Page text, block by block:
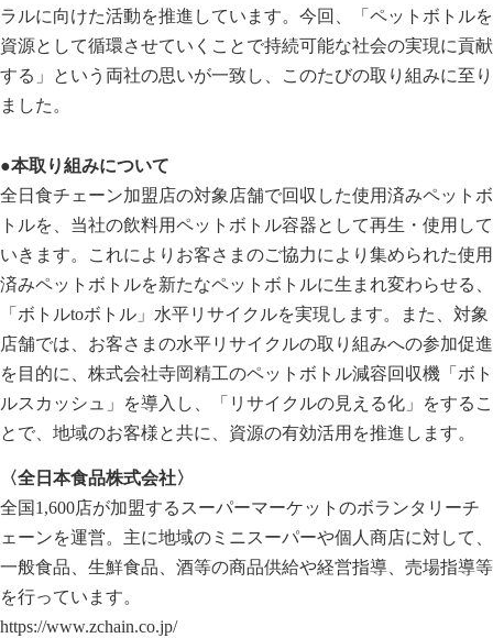
ラルに向けた活動を推進しています。今回、「ペットボトルを
資源として循環させていくことで持続可能な社会の実現に貢献
する」という両社の思いが一致し、このたびの取り組みに至り
ました。
●本取り組みについて
全日食チェーン加盟店の対象店舗で回収した使用済みペットボ
トルを、当社の飲料用ペットボトル容器として再生・使用して
いきます。これによりお客さまのご協力により集められた使用
済みペットボトルを新たなペットボトルに生まれ変わらせる、
「ボトルtoボトル」水平リサイクルを実現します。また、対象
店舗では、お客さまの水平リサイクルの取り組みへの参加促進
を目的に、株式会社寺岡精工のペットボトル減容回収機「ボト
ルスカッシュ」を導入し、「リサイクルの見える化」をするこ
とで、地域のお客様と共に、資源の有効活用を推進します。
〈全日本食品株式会社〉
全国1,600店が加盟するスーパーマーケットのボランタリーチ
ェーンを運営。主に地域のミニスーパーや個人商店に対して、
一般食品、生鮮食品、酒等の商品供給や経営指導、売場指導等
を行っています。
https://www.zchain.co.jp/